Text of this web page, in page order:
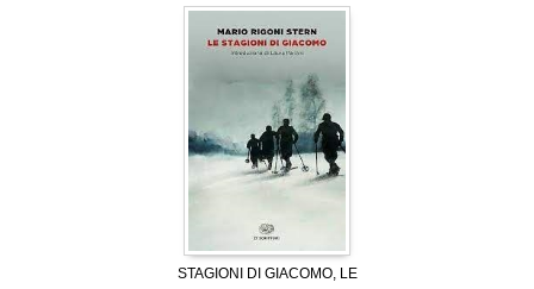
STAGIONI DI GIACOMO, LE